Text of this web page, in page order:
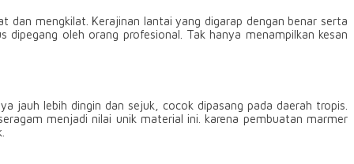
mengkilat. Kerajinan lantai yang digarap dengan benar serta
oleh orang profesional. Tak hanya menampilkan kesan
jauh lebih dingin dan sejuk, cocok dipasang pada daerah tropis.
menjadi nilai unik material ini. karena pembuatan marmer